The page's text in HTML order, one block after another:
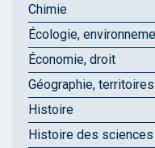
Chimie
Écologie,
Économie, droit
Géographie, territoires
Histoire
Histoire des sciences